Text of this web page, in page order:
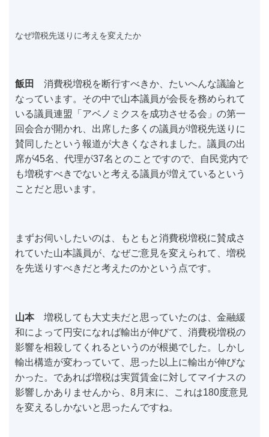
なぜ増税先送りに考えを変えたか
飯田
消費税増税を断行すべきか、たいへんな議論と
なっています。その中で山本議員が会長を務められて
いる議員連盟「アベノミクスを成功させる会」の第一
回会合が開かれ、出席した多くの議員が増税先送りに
賛同したという報道が大きくなされました。議員の出
席が45名、代理が37名とのことですので、自民党内で
も増税すべきでないと考える議員が増えているという
ことだと思います。
まずお伺いしたいのは、もともと消費税増税に賛成さ
れていた山本議員が、なぜご意見を変えられて、増税
を先送りすべきだと考えたのかという点です。
山本増税しても大丈夫だと思っていたのは、金融緩
和によって円安になれば輸出が伸びて、消費税増税の
影響を相殺してくれるというのが根拠でした。しかし
輸出構造が変わっていて、思った以上に輸出が伸びな
かった。であれば増税は実質賃金に対してマイナスの
影響しかありませんから、8月末に、これは180度意見
を変えるしかないと思ったんですね。